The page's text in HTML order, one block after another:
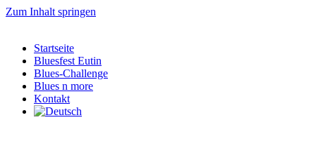
Zum Inhalt springen
Startseite
Bluesfest Eutin
Blues-Challenge
Blues n more
Kontakt